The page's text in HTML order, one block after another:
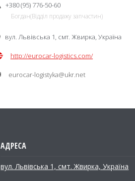
+380 (95) 776-50-60
Богдан(Відділ продажу запчастин)
вул. Львівська 1, смт. Жвирка, Україна
http://eurocar-logistics.com/
eurocar-logistyka@ukr.net
вул. Львівська 1, смт. Жвирка, Україна